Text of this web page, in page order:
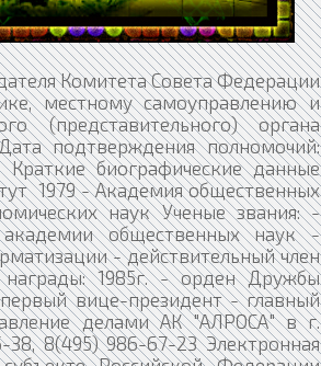
Комитета Совета Федерации
местному самоуправлению и
(представительного) органа
подтверждения полномочий:
биографические данные
1979 - Академия общественных
наук Ученые звания: -
общественных наук -
- действительный член
награды: 1985г. - орден Дружбы
вице-президент - главный
делами АК "АЛРОСА" в г.
8(495) 986-67-23 Электронная